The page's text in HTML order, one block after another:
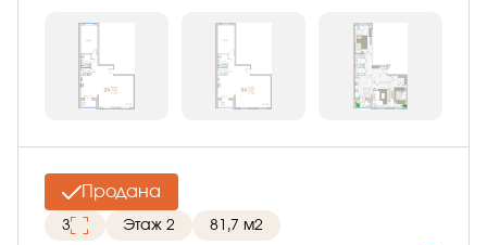
3 Этаж 2 81,7 м2
Продана